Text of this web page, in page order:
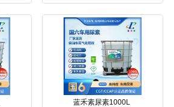
蓝禾素尿素1000L